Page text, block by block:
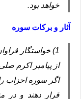
خواهد بود.
آثار و برکات سوره
1) خواستگار فراوان می شود
از پیامبر اکرم
اگر سوره احزاب
قرار دهند و در